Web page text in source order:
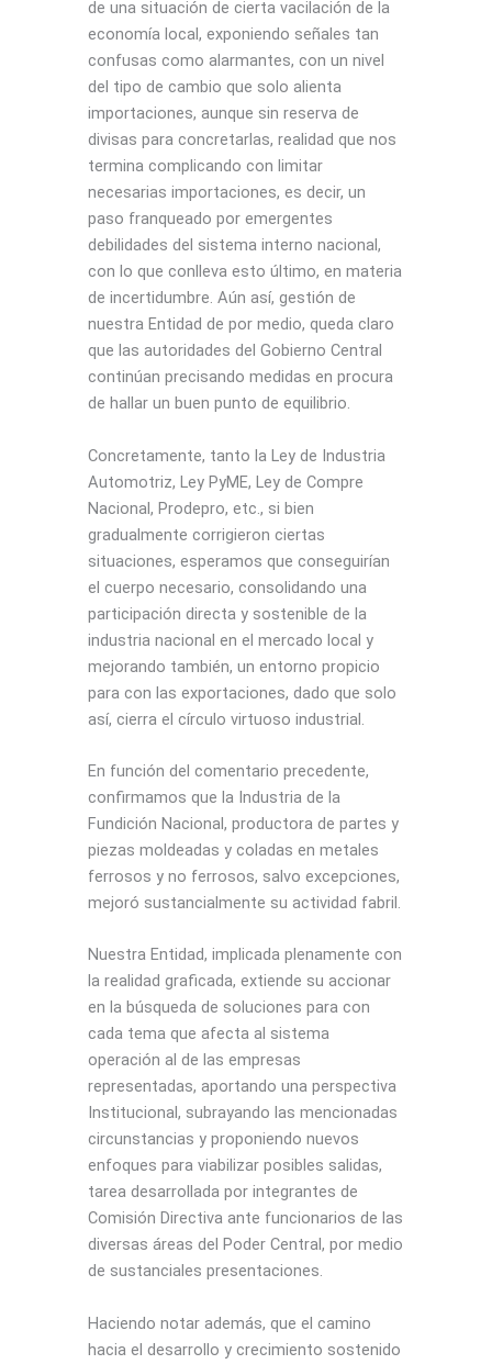
de una situación de cierta vacilación de la
economía local, exponiendo señales tan
confusas como alarmantes, con un nivel
del tipo de cambio que solo alienta
importaciones, aunque sin reserva de
divisas para concretarlas, realidad que nos
termina complicando con limitar
necesarias importaciones, es decir, un
paso franqueado por emergentes
debilidades del sistema interno nacional,
con lo que conlleva esto último, en materia
de incertidumbre. Aún así, gestión de
nuestra Entidad de por medio, queda claro
que las autoridades del Gobierno Central
continúan precisando medidas en procura
de hallar un buen punto de equilibrio.
Concretamente, tanto la Ley de Industria
Automotriz, Ley PyME, Ley de Compre
Nacional, Prodepro, etc., si bien
gradualmente corrigieron ciertas
situaciones, esperamos que conseguirían
el cuerpo necesario, consolidando una
participación directa y sostenible de la
industria nacional en el mercado local y
mejorando también, un entorno propicio
para con las exportaciones, dado que solo
así, cierra el círculo virtuoso industrial.
En función del comentario precedente,
confirmamos que la Industria de la
Fundición Nacional, productora de partes y
piezas moldeadas y coladas en metales
ferrosos y no ferrosos, salvo excepciones,
mejoró sustancialmente su actividad fabril.
Nuestra Entidad, implicada plenamente con
la realidad graficada, extiende su accionar
en la búsqueda de soluciones para con
cada tema que afecta al sistema
operación al de las empresas
representadas, aportando una perspectiva
Institucional, subrayando las mencionadas
circunstancias y proponiendo nuevos
enfoques para viabilizar posibles salidas,
tarea desarrollada por integrantes de
Comisión Directiva ante funcionarios de las
diversas áreas del Poder Central, por medio
de sustanciales presentaciones.
Haciendo notar además, que el camino
hacia el desarrollo y crecimiento sostenido